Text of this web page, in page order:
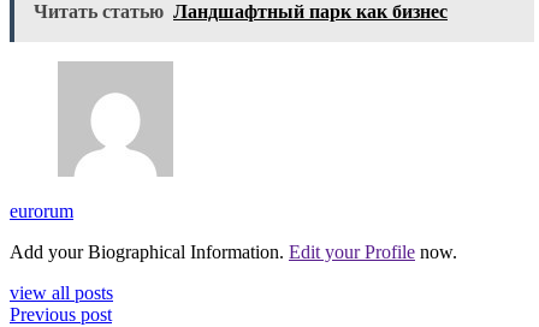
Читать статью Ландшафтный парк как бизнес
eurorum
Add your Biographical Information. Edit your Profile now.
view all posts
Previous post